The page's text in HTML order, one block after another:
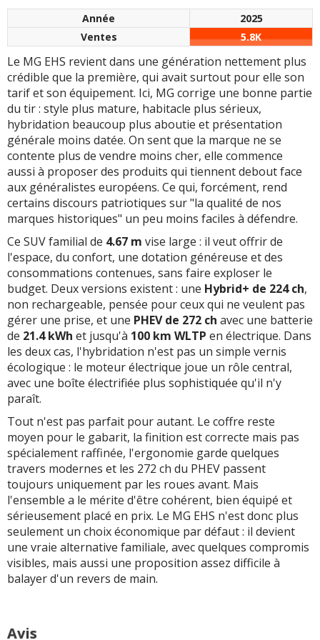
Sièges avant très
confortables, avec un
moelleux et un maintien
qui invitent plus au
voyage qu'à la punition
lombaire habituelle des
SUV familiaux à prix
serré
Confort de suspension
qui allie un bon
compromis :
confortable sans
sacrifier le
comportement
Comportement sain et
rassurant avec un bon
compromis côté
suspension. L'EHS ne
donne pas l'impression
de lutter contre son
poids à chaque virage.
mais ça ne se vautre
pas non plus comme un
canapé sur roulettes.
C'est équilibré et
suffisamment rigoureux
Bonne insonorisation
avec une bonne gestion
du bruit moteur quand
il s'active
électrique bien gérées,
et rangements
inférieurs pas toujours
bien exploités,
notamment pour le
câble sur le PHEV. MG a
prévu l'espace, mais pas
forcément la solution la
plus élégante
Pas de version 7 places
malgré une longueur
proche de certains gros
SUV familiaux. On a le
format, pas la
modularité qui pourrait
aller avec
Pas de transmission
intégrale, même sur le
PHEV de 272 ch. Toute
la puissance passe par
les roues avant, et il ne
faudra pas s'étonner si
la motricité n'aime pas
relances un peu
franches
Comportement routier
sérieux mais pas
vraiment passionnant.
La direction informe
peu, le train avant finit
par élargir si on insiste
8.5
Coffre(441L) 7.4
Fiabilité 8
+ d'infossur la notation
Année
2025
Ventes
5.8K
Le MG EHS revient dans une génération nettement plus
crédible que la première, qui avait surtout pour elle son
tarif et son équipement. Ici, MG corrige une bonne partie
du tir : style plus mature, habitacle plus sérieux,
hybridation beaucoup plus aboutie et présentation
générale moins datée. On sent que la marque ne se
contente plus de vendre moins cher, elle commence
aussi à proposer des produits qui tiennent debout face
aux généralistes européens. Ce qui, forcément, rend
certains discours patriotiques sur "la qualité de nos
marques historiques" un peu moins faciles à défendre.
Ce SUV familial de 4.67 m vise large : il veut offrir de
l'espace, du confort, une dotation généreuse et des
consommations contenues, sans faire exploser le
budget. Deux versions existent : une Hybrid+ de 224 ch,
non rechargeable, pensée pour ceux qui ne veulent pas
gérer une prise, et une PHEV de 272 ch avec une batterie
de 21.4 kWh et jusqu'à 100 km WLTP en électrique. Dans
les deux cas, l'hybridation n'est pas un simple vernis
écologique : le moteur électrique joue un rôle central,
avec une boîte électrifiée plus sophistiquée qu'il n'y
paraît.
Tout n'est pas parfait pour autant. Le coffre reste
moyen pour le gabarit, la finition est correcte mais pas
spécialement raffinée, l'ergonomie garde quelques
travers modernes et les 272 ch du PHEV passent
toujours uniquement par les roues avant. Mais
l'ensemble a le mérite d'être cohérent, bien équipé et
sérieusement placé en prix. Le MG EHS n'est donc plus
seulement un choix économique par défaut : il devient
une vraie alternative familiale, avec quelques compromis
visibles, mais aussi une proposition assez difficile à
balayer d'un revers de main.
Avis